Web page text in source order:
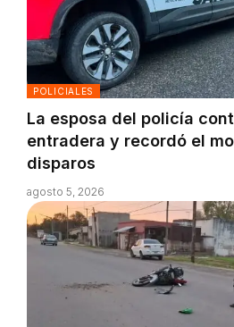
POLICIALES
La esposa del policía
entradera y recordó el
disparos
agosto 5, 2026